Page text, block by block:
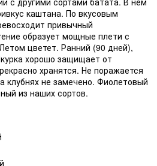
каштана. По вкусовым
привычный
образует мощные плети с
цветет. Ранний (90 дней),
хорошо защищает от
хранятся. Не поражается
клубнях не замечено. Фиолетовый
из наших сортов.